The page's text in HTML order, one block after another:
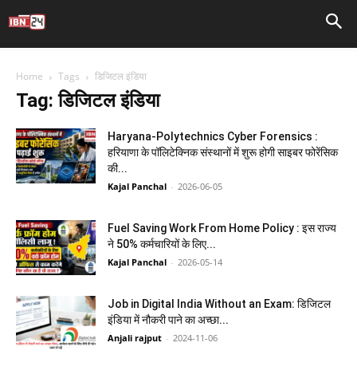
Home Tags डिजिटल इंडिया
Tag: डिजिटल इंडिया
Haryana-Polytechnics Cyber Forensics :
हरियाणा के पॉलिटेक्निक संस्थानों में शुरू होगी साइबर फोरेंसिक
की...
Kajal Panchal - 2026-06-05
Fuel Saving Work From Home Policy : इस राज्य
ने 50% कर्मचारियों के लिए...
Kajal Panchal - 2026-05-14
Job in Digital India Without an Exam: डिजिटल
इंडिया में नौकरी पाने का अच्छा...
Anjali rajput - 2024-11-06